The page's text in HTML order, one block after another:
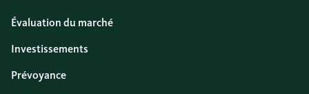
Évaluation du marché
Investissements
Prévoyance